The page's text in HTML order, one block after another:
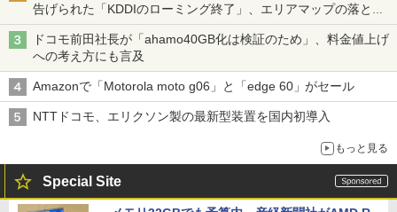
告げられた「KDDIのローミング終了」、エリアマップの落とし
穴と楽天モバイルの課題
ドコモ前田社長が「ahamo40GB化は検証のため」、料金値上げ
への考え方にも言及
Amazonで「Motorola moto g06」と「edge 60」がセール
NTTドコモ、エリクソン製の最新型装置を国内初導入
もっと見る
Special Site